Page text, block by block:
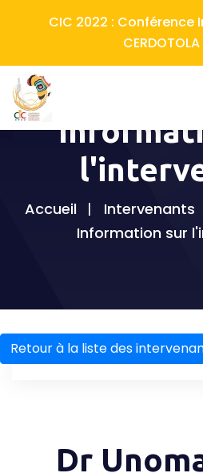
CIC 2022 : Conférence
Accueil Intervenants
Information sur
Retour à la liste des
Dr